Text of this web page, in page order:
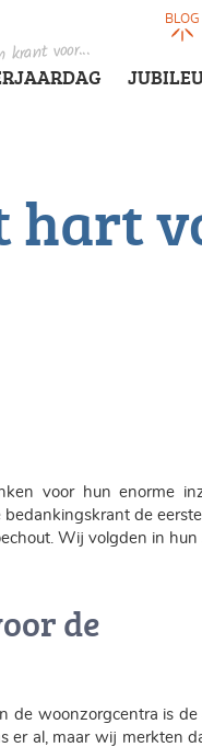
krant voor...
BLOG
hart
voor hun enorme
de
Wij volgden in hun
de
de woonzorgcentra is de
er al, maar wij merkten